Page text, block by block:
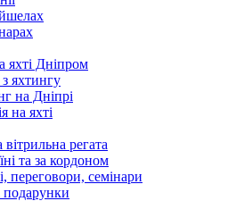
яхті Дніпром
яхтингу
на Дніпрі
на яхті
регата
та за кордоном
переговори, семінари
подарунки